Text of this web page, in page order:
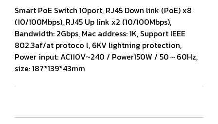
Smart PoE Switch 10port, RJ45 Down link (PoE) x8
(10/100Mbps), RJ45 Up link x2 (10/100Mbps),
Bandwidth: 2Gbps, Mac address: 1K, Support IEEE
802.3af/at protoco l, 6KV lightning protection,
Power input: AC110V~240 / Power150W / 50～60Hz,
size: 187*139*43mm